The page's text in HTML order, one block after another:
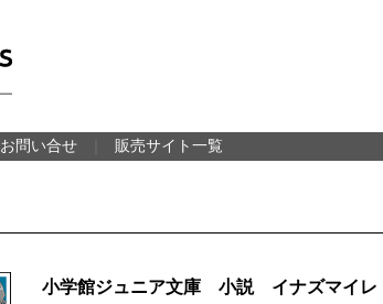
お問い合せ 販売サイト一覧
小学館ジュニア文庫 小説 イナズマイレ